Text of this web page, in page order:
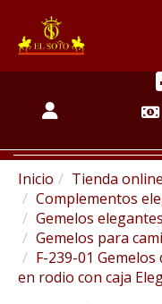
Inicio
Tienda
Complementos
Gemelos
Gemelos para
F-239-01
en rodio con caja